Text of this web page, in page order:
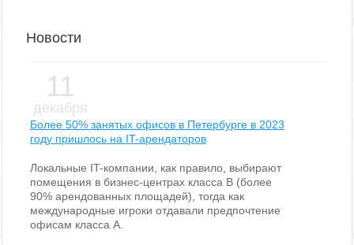
Новости
11
декабря
Более 50% занятых офисов в Петербурге в 2023
году пришлось на IT-арендаторов
Локальные IT-компании, как правило, выбирают
помещения в бизнес-центрах класса В (более
90% арендованных площадей), тогда как
международные игроки отдавали предпочтение
офисам класса А.